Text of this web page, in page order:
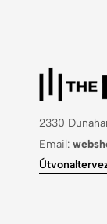
2330
Email: